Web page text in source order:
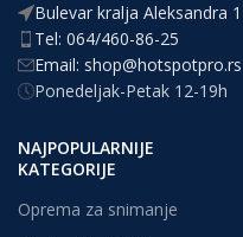
Bulevar kralja Aleksandra
Tel: 064/460-86-25
Email: shop@hotspotpro.rs
Ponedeljak-Petak 12-19h
NAJPOPULARNIJE
KATEGORIJE
Oprema za snimanje